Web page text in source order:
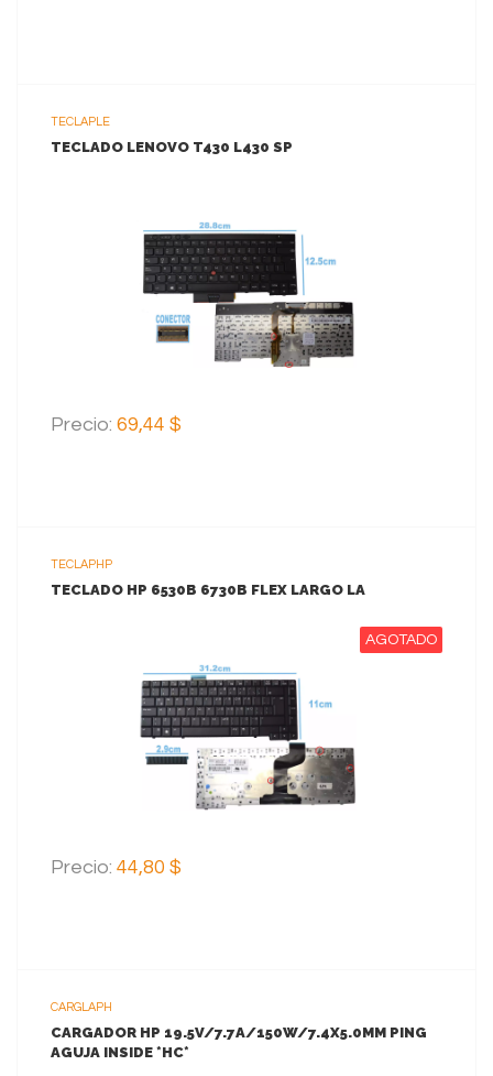
TECLAPLE
TECLADO LENOVO T430 L430 SP
VER MAS
AGREGAR AL CARRITO
Precio: 69,44 $
TECLAPHP
TECLADO HP 6530B 6730B FLEX LARGO LA
AGOTADO
VER MAS
Precio: 44,80 $
CARGLAPH
CARGADOR HP 19.5V/7.7A/150W/7.4X5.0MM PING
AGUJA INSIDE *HC*